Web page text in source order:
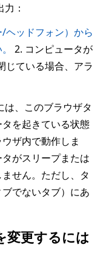
：
ヘッドフォン）から
2. コンピュータが
じている場合、アラ
は、このブラウザタ
を起きている状態
ザ内で動作しま
がスリープまたは
せん。ただし、タ
でないタブ）にあ
変更するには